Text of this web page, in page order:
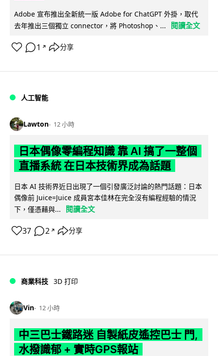
Adobe 宣布推出全新統一版 Adobe for ChatGPT 外掛，取代
去年推出三個獨立 connector，將 Photoshop、...
閱讀全文
1 ↗ 分享
人工智能
Lawton 12 小時
日本偶像零編程知識 靠 AI 搞了一整個
直播系統 在日本技術界成為話題
日本 AI 技術界近日出現了一個引發廣泛討論的熱門話題：日本
偶像前 Juice=Juice 成員宮本佳林在完全沒有編程經驗的情況
下，僅憑藉與...
閱讀全文
37 2 ↗ 分享
商業科技 3D 打印
Vin 12 小時
中三巴士鐵路迷 自製紙皮遙控巴士 門,
水撥識郁 + 實時GPS報站